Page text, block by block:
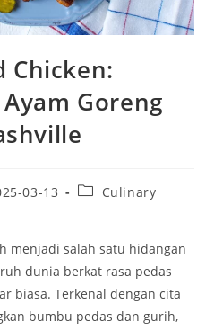
Chicken:
Goreng
03-13
PostCulinary
menjadi salah satu hidangan
dunia berkat rasa pedas
biasa. Terkenal dengan cita
bumbu pedas dan gurih,